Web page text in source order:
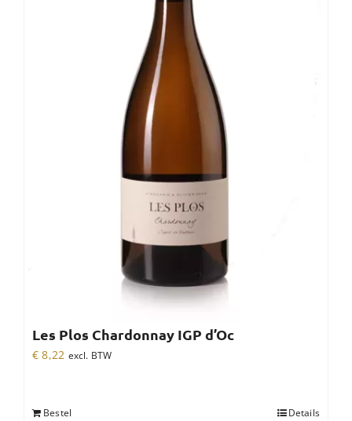
Les Plos Chardonnay IGP d’Oc
€ 8,22 excl. BTW
Bestel Details